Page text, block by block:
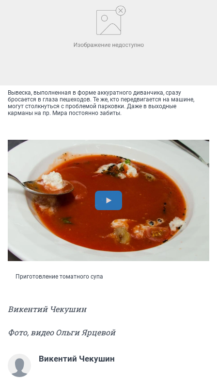
Вывеска, выполненная в форме аккуратного диванчика, сразу
бросается в глаза пешеходов. Те же, кто передвигается на машине,
могут столкнуться с проблемой парковки. Даже в выходные
карманы на пр. Мира постоянно забиты.
Приготовление томатного супа
Викентий Чекушин
Фото, видео Ольги Ярцевой
Викентий Чекушин